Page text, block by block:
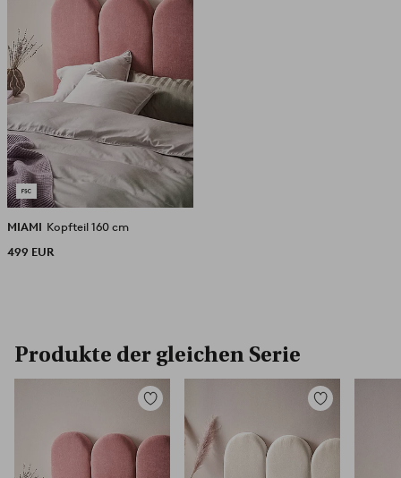
MIAMI Kopfteil 160 cm
499 EUR
Produkte der gleichen Serie
Zu
Favoriten
hinzufügen
Zu